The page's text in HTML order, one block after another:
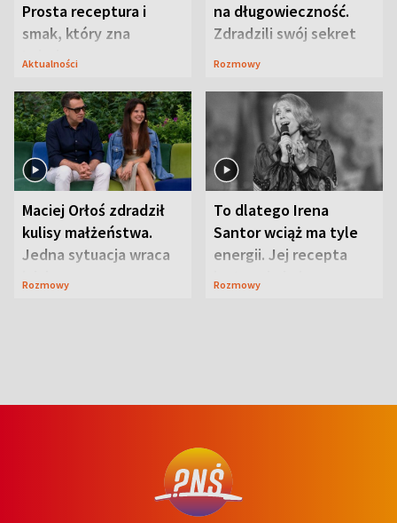
Prosta receptura i
smak, który zna
Lubelszczyzna
Aktualności
na długowieczność.
Zdradzili swój sekret
Rozmowy
Maciej Orłoś zdradził
kulisy małżeństwa.
Jedna sytuacja wraca
jak bumerang
Rozmowy
To dlatego Irena
Santor wciąż ma tyle
energii. Jej recepta
jest zaskakująco
Rozmowy